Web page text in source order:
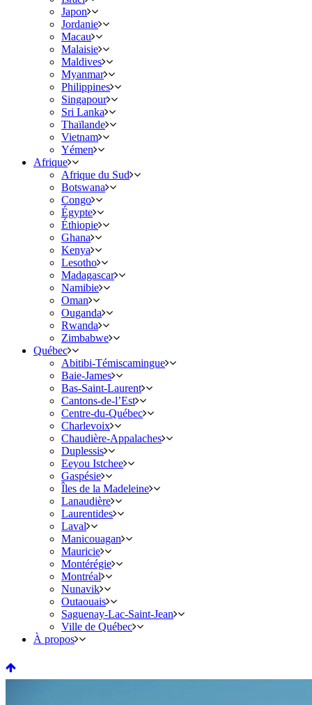
Japon
Jordanie
Macau
Malaisie
Maldives
Myanmar
Philippines
Singapour
Sri Lanka
Thaïlande
Vietnam
Yémen
Afrique
Afrique du Sud
Botswana
Congo
Égypte
Éthiopie
Ghana
Kenya
Lesotho
Madagascar
Namibie
Oman
Ouganda
Rwanda
Zimbabwe
Québec
Abitibi-Témiscamingue
Baie-James
Bas-Saint-Laurent
Cantons-de-l’Est
Centre-du-Québec
Charlevoix
Chaudière-Appalaches
Duplessis
Eeyou Istchee
Gaspésie
Îles de la Madeleine
Lanaudière
Laurentides
Laval
Manicouagan
Mauricie
Montérégie
Montréal
Nunavik
Outaouais
Saguenay-Lac-Saint-Jean
Ville de Québec
À propos